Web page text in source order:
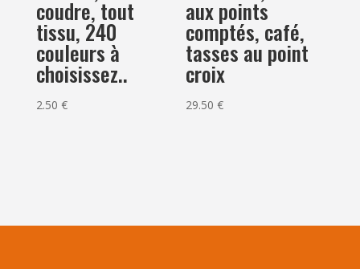
coudre, tout
tissu, 240
couleurs à
choisissez..
2.50 €
aux points
comptés, café,
tasses au point
croix
29.50€